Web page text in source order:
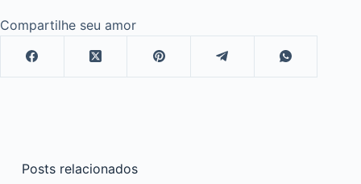
Compartilhe seu amor
Posts relacionados